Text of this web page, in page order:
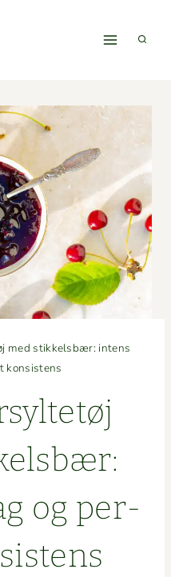
med stikkelsbær: intens
konsistens
og per­